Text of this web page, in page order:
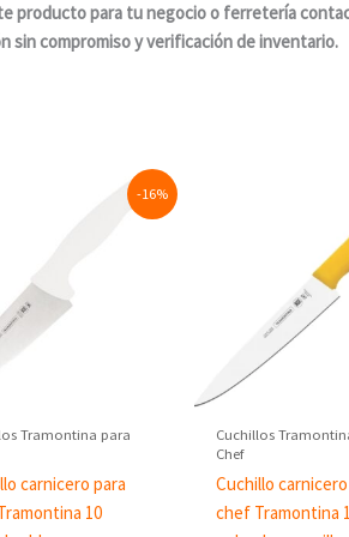
producto para tu negocio o ferretería
sin compromiso y verificación de inventario.
-16%
Tramontina para
carnicero para
10
Cuchillos
Chef
Cuchillo
chef Tramontina